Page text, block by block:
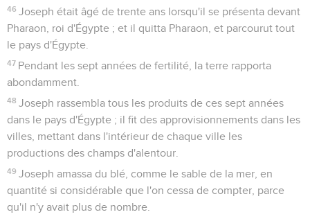
46 Joseph était âgé de trente ans lorsqu'il se présenta devant
Pharaon, roi d'Égypte ; et il quitta Pharaon, et parcourut tout
le pays d'Égypte.
47 Pendant les sept années de fertilité, la terre rapporta
abondamment.
48 Joseph rassembla tous les produits de ces sept années
dans le pays d'Égypte ; il fit des approvisionnements dans les
villes, mettant dans l'intérieur de chaque ville les
productions des champs d'alentour.
49 Joseph amassa du blé, comme le sable de la mer, en
quantité si considérable que l'on cessa de compter, parce
qu'il n'y avait plus de nombre.